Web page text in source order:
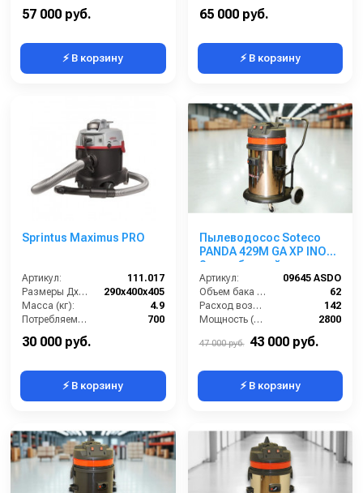
57 000 руб.
⚡ В корзину
65 000 руб.
⚡ В корзину
Sprintus Maximus PRO
Артикул:
111.017
Размеры ДхШхВ (мм):
290x400x405
Масса (кг):
4.9
Потребляемая мощность (Вт):
700
Объем бака (л):
30 000 руб.
⚡ В корзину
Пылеводосос Soteco
PANDA 429M GA XP INOX
2-х турбинный
Артикул:
09645 ASDO
Объем бака (л):
62
Расход воздуха (л/сек):
142
Мощность (Вт):
2800
47 000 руб. 43 000 руб.
⚡ В корзину